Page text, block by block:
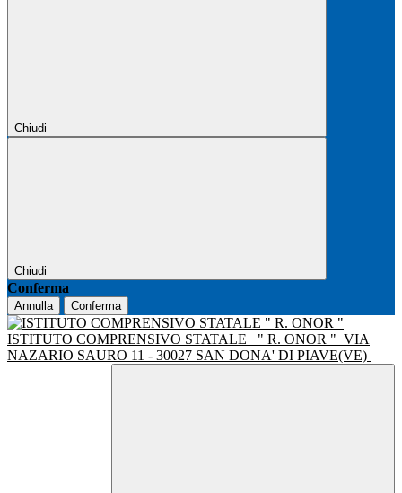
Chiudi
Chiudi
Conferma
Annulla Conferma
ISTITUTO COMPRENSIVO STATALE " R. ONOR " VIA
NAZARIO SAURO 11 - 30027 SAN DONA' DI PIAVE(VE)